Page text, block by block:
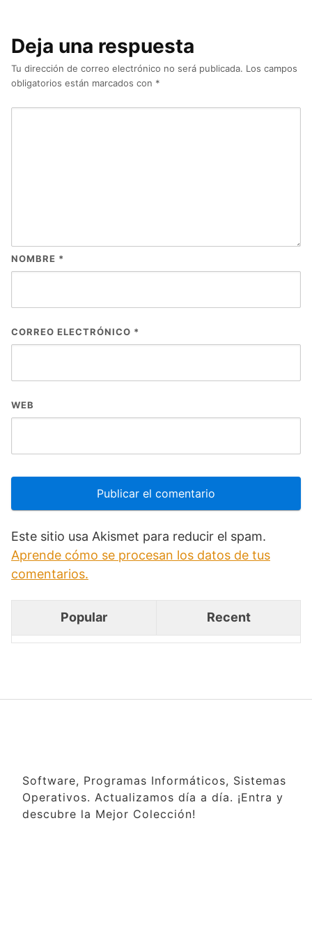
Deja una respuesta
Tu dirección de correo electrónico no será publicada. Los campos
obligatorios están marcados con *
NOMBRE *
CORREO ELECTRÓNICO *
WEB
Este sitio usa Akismet para reducir el spam.
Aprende cómo se procesan los datos de tus
comentarios.
Popular Recent
Software, Programas Informáticos, Sistemas
Operativos. Actualizamos día a día. ¡Entra y
descubre la Mejor Colección!